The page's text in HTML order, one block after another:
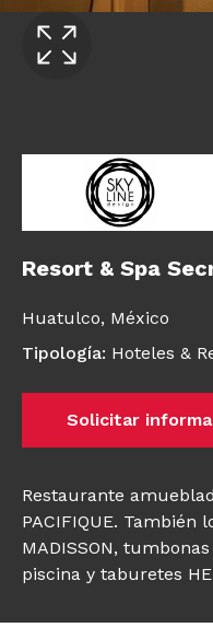
Resort & Spa
Huatulco, México
Tipología: Hoteles &
Solicitar
Restaurante
PACIFIQUE.
MADISSON,
piscina y taburetes